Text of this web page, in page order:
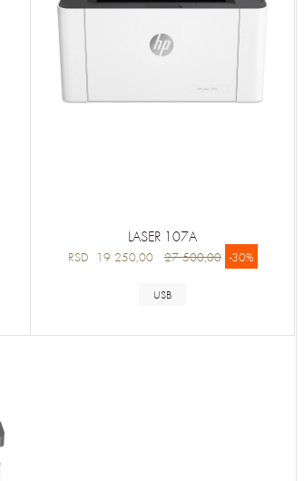
LASER 107A
RSD 19 250,00 27 500,00 -30%
USB